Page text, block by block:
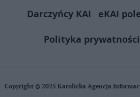
Darczyńcy KAI
eKAI
Polityka prywatności
Copyright © 2025 Katolicka Agencja